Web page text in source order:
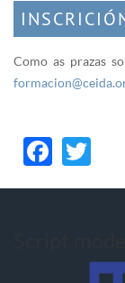
Como as prazas